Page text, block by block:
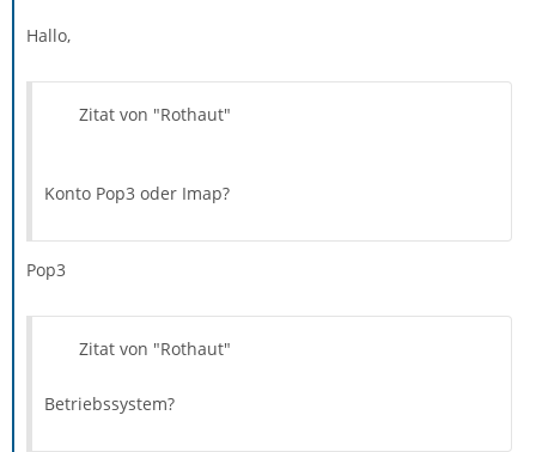
Hallo,
Zitat von "Rothaut"
Konto Pop3 oder Imap?
Pop3
Zitat von "Rothaut"
Betriebssystem?